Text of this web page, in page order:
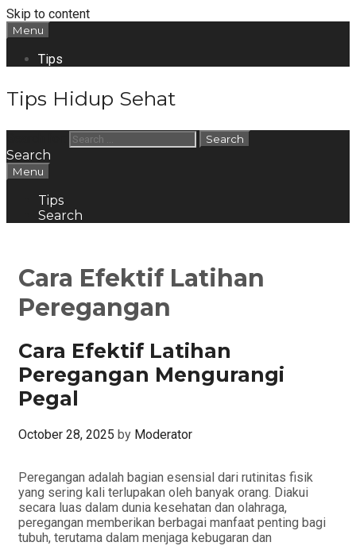
Skip to content
Menu
Tips
Tips Hidup Sehat
Search
Menu
Tips
Search
Cara Efektif Latihan
Peregangan
Cara Efektif Latihan
Peregangan Mengurangi
Pegal
October 28, 2025 by Moderator
Peregangan adalah bagian esensial dari rutinitas fisik
yang sering kali terlupakan oleh banyak orang. Diakui
secara luas dalam dunia kesehatan dan olahraga,
peregangan memberikan berbagai manfaat penting bagi
tubuh, terutama dalam menjaga kebugaran dan